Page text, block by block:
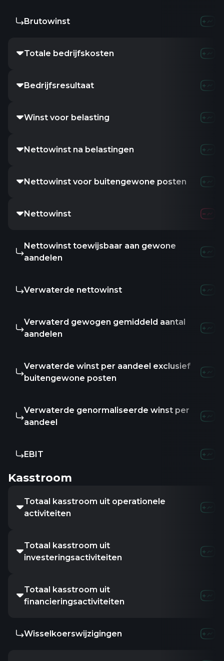
Brutowinst
Totale bedrijfskosten
Bedrijfsresultaat
Winst voor belasting
Nettowinst na belastingen
Nettowinst voor buitengewone posten
Nettowinst
Nettowinst toewijsbaar aan gewone
aandelen
Verwaterde nettowinst
Verwaterd gewogen gemiddeld aantal
aandelen
Verwaterde winst per aandeel exclusief
buitengewone posten
Verwaterde genormaliseerde winst per
aandeel
EBIT
Kasstroom
Totaal kasstroom uit operationele
activiteiten
Totaal kasstroom uit
investeringsactiviteiten
Totaal kasstroom uit
financieringsactiviteiten
Wisselkoerswijzigingen